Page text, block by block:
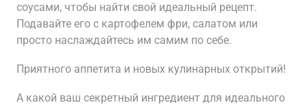
соусами, чтобы найти свой идеальный рецепт.
Подавайте его с картофелем фри, салатом или
просто наслаждайтесь им самим по себе.
Приятного аппетита и новых кулинарных открытий!
А какой ваш секретный ингредиент для идеального